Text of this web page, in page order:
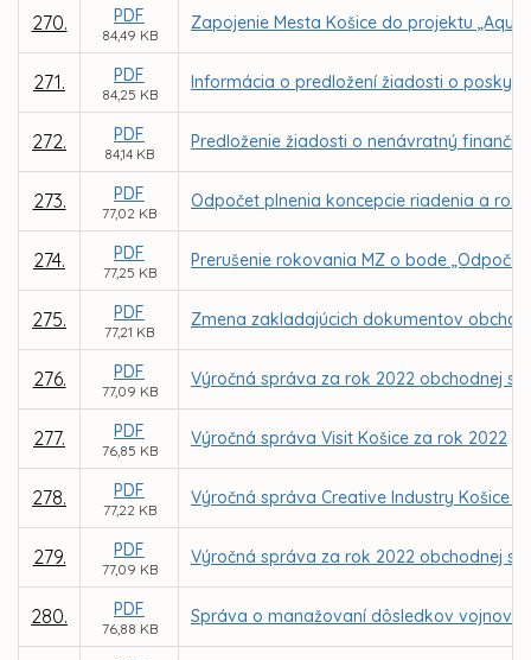
270. PDF
84,49 KB
Zapojenie Mesta Košice do projektu
271. PDF
84,25 KB
Informácia o predložení žiadosti o
272. PDF
84,14 KB
Predloženie žiadosti o nenávratný
273. PDF
77,02 KB
Odpočet plnenia koncepcie riadenia a
274. PDF
77,25 KB
Prerušenie rokovania MZ o bode
275. PDF
77,21 KB
Zmena zakladajúcich dokumentov
276. PDF
77,09 KB
Výročná správa za rok 2022 obchodnej
277. PDF
76,85 KB
Výročná správa Visit Košice za rok 2022
278. PDF
77,22 KB
Výročná správa Creative Industry Košice
279. PDF
77,09 KB
Výročná správa za rok 2022 obchodnej
280. PDF
76,88 KB
Správa o manažovaní dôsledkov